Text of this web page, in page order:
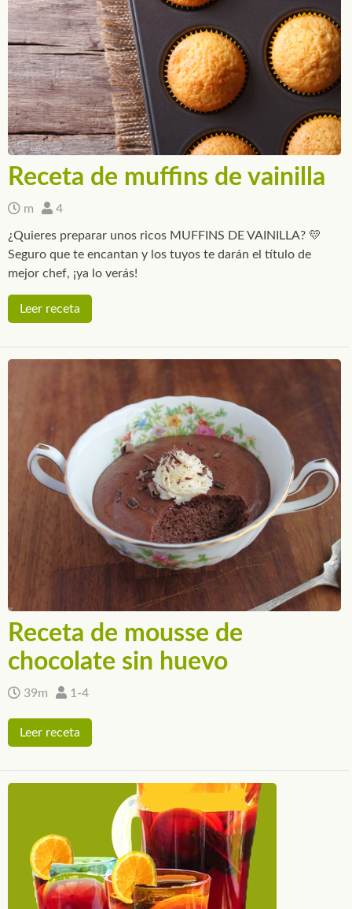
Receta de muffins de vainilla
m 4
¿Quieres preparar unos ricos MUFFINS DE VAINILLA? 💛
Seguro que te encantan y los tuyos te darán el título de
mejor chef, ¡ya lo verás!
Leer receta
Receta de mousse de
chocolate sin huevo
39m 1-4
Leer receta